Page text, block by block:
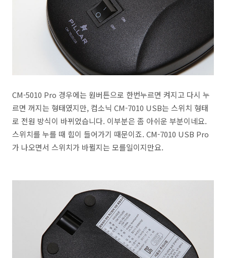
CM-5010 Pro 경우에는 원버튼으로 한번누르면 켜지고 다시 누
르면 꺼지는 형태였지만, 컴소닉 CM-7010 USB는 스위치 형태
로 전원 방식이 바뀌었습니다. 이부분은 좀 아쉬운 부분이네요.
스위치를 누를 때 힘이 들어가기 때문이죠. CM-7010 USB Pro
가 나오면서 스위치가 바뀔지는 모를일이지만요.